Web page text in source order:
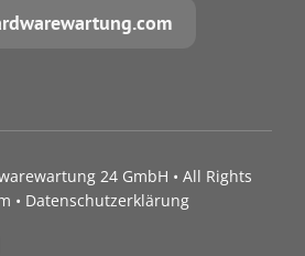
24 GmbH • All Rights
• Datenschutzerklärung